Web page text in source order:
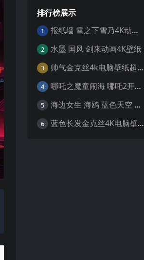
排行榜展示
1 报纸墙 雪之下雪乃4K动漫壁纸
2 水墨 国风 剑来动画4K壁纸
3 帅气金克丝4k电脑壁纸超清
4 哪吒之魔童闹海 哪吒2开场4K壁纸
5 海边女生 海鸥 蓝色天空 4K壁纸
6 蓝色长发金克丝4K电脑壁纸